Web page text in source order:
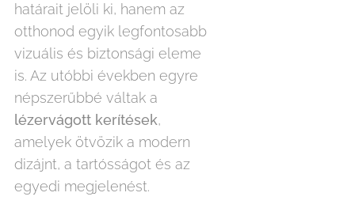
határait jelöli ki, hanem az
otthonod egyik legfontosabb
vizuális és biztonsági eleme
is. Az utóbbi években egyre
népszerűbbé váltak a
lézervágott kerítések,
amelyek ötvözik a modern
dizájnt, a tartósságot és az
egyedi megjelenést.